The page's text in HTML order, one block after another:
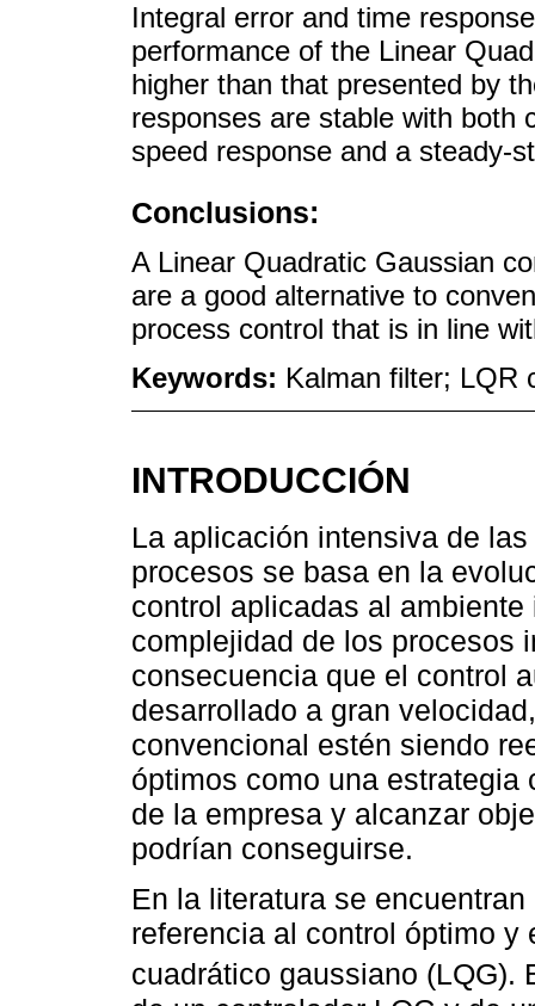
Integral error and time
performance of the Linear
higher than that presented by
responses are stable with both
speed response and a steady-
Conclusions:
A Linear Quadratic Gaussian
are a good alternative to
process control that is in line
Keywords: Kalman filter; LQR
INTRODUCCIÓN
La aplicación intensiva de
procesos se basa en la
control aplicadas al
complejidad de los procesos
consecuencia que el control
desarrollado a gran
convencional estén siendo
óptimos como una
de la empresa y alcanzar
podrían conseguirse.
En la literatura se
referencia al control óptimo
cuadrático gaussiano (LQG).